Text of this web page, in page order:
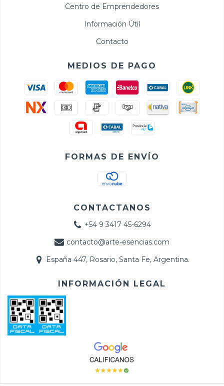
Centro de Emprendedores
Información Útil
Contacto
MEDIOS DE PAGO
FORMAS DE ENVÍO
CONTACTANOS
+54 9 3417 45-6294
contacto@arte-esencias.com
España 447, Rosario, Santa Fe, Argentina.
INFORMACIÓN LEGAL